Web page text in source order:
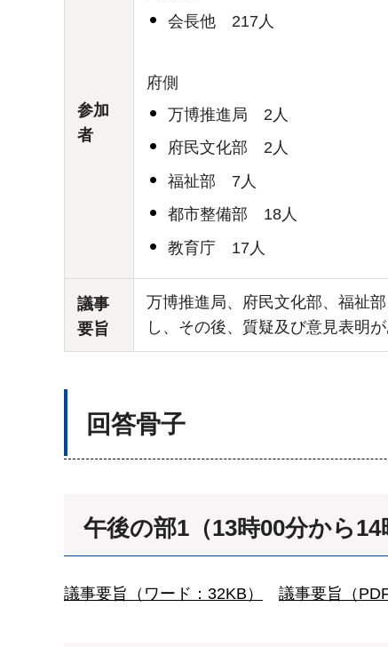
参加
者
会長他 217人
府側
万博推進局 2人
府民文化部 2人
福祉部 7人
都市整備部 18人
教育庁 17人
議事
要旨
万博推進局、府民文化部、福祉
し、その後、質疑及び意見表明が
回答骨子
午後の部1（13時00分から14
議事要旨（ワード：32KB） 議事要旨（